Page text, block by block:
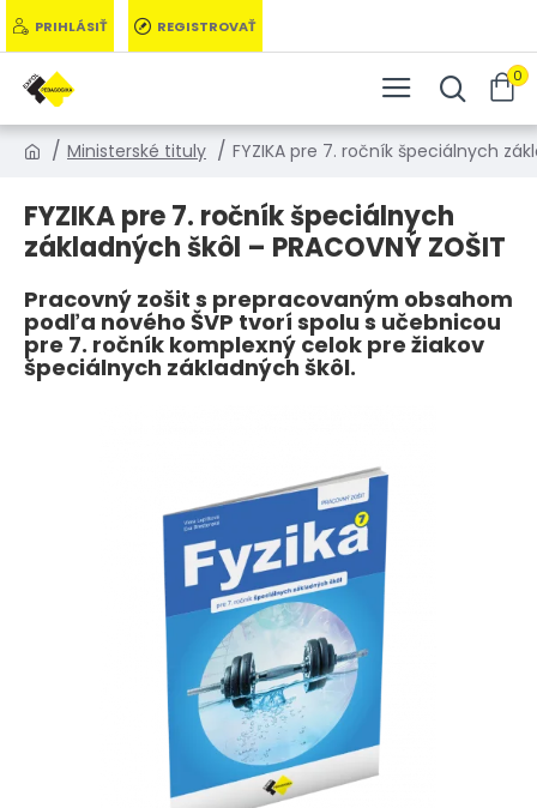
PRIHLÁSIŤ REGISTROVAŤ
0
Ministerské tituly FYZIKA pre 7. ročník špeciálnych
FYZIKA pre 7. ročník špeciálnych
základných škôl – PRACOVNÝ ZOŠIT
Pracovný zošit s prepracovaným obsahom
podľa nového ŠVP tvorí spolu s učebnicou
pre 7. ročník komplexný celok pre žiakov
špeciálnych základných škôl.